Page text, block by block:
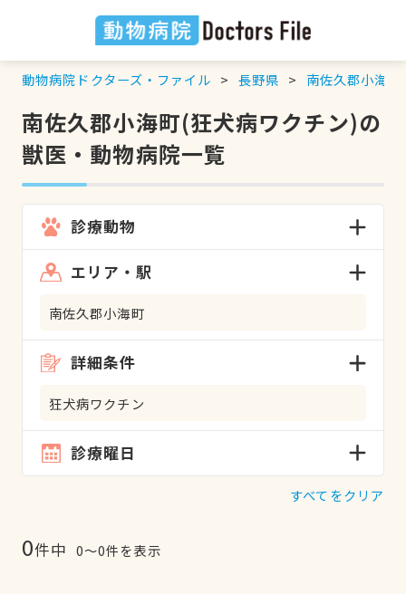
動物病院ドクターズ・ファイル 長野県 南佐久郡小海町
南佐久郡小海町(狂犬病ワクチン)の
獣医・動物病院一覧
診療動物
エリア・駅
南佐久郡小海町
詳細条件
狂犬病ワクチン
診療曜日
すべてをクリア
0件中 0〜0件を表示